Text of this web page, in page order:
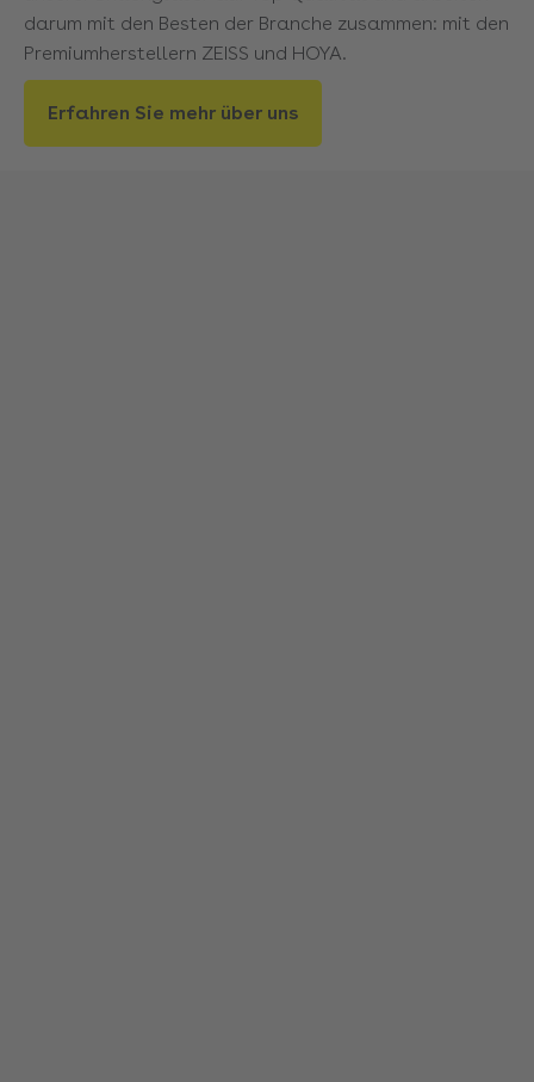
darum mit den Besten der Branche zusammen: mit den
Premiumherstellern ZEISS und HOYA.
Erfahren Sie mehr über uns